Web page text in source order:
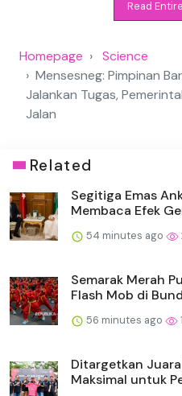
Read
Homepage
Science
Mensesneg: Pimpinan
Jalankan Tugas,
Jalan
Related
Segitiga Emas
Membaca Efek
54 minutes ago
Semarak Merah
Flash Mob di
56 minutes ago 1
Ditargetkan Juara
Maksimal untuk